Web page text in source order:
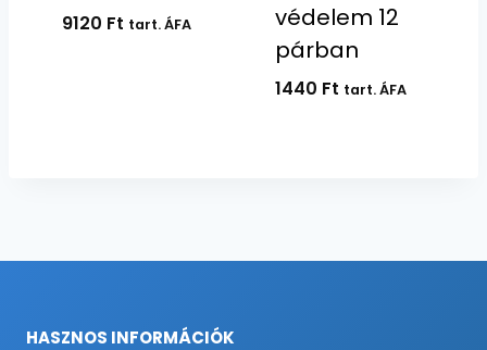
9120 Ft tart. ÁFA
védelem 12
párban
1440 Ft tart. ÁFA
HASZNOS INFORMÁCIÓK